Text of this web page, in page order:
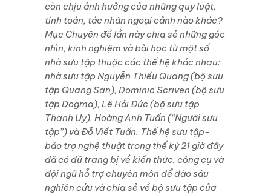
còn chịu ảnh hưởng của những quy luật,
tính toán, tác nhân ngoại cảnh nào khác?
Mục Chuyên đề lần này chia sẻ những góc
nhìn, kinh nghiệm và bài học từ một số
nhà sưu tập thuộc các thế hệ khác nhau:
nhà sưu tập Nguyễn Thiều Quang (bộ sưu
tập Quang San), Dominic Scriven (bộ sưu
tập Dogma), Lê Hải Đức (bộ sưu tập
Thanh Uy), Hoàng Anh Tuấn (“Người sưu
tập”) và Đỗ Viết Tuấn. Thế hệ sưu tập-
bảo trợ nghệ thuật trong thế kỷ 21 giờ đây
đã có đủ trang bị về kiến thức, công cụ và
đội ngũ hỗ trợ chuyên môn để đào sâu
nghiên cứu và chia sẻ về bộ sưu tập của